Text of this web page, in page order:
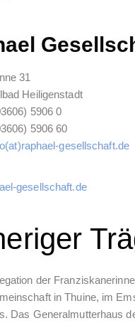
31
Heiligenstadt
5906 0
5906 60
gesellschaft.de
gesellschaft.de
der
in Thuine, im
Das Generalmutterhaus